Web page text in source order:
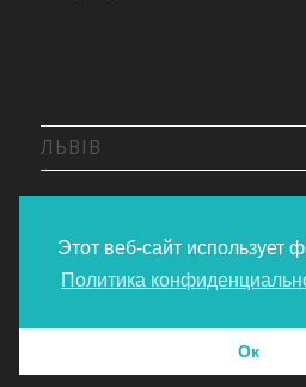
ЛЬВІВ
вул. Липинського, 36
Телефонуйте:
+38 (068) 55 00 200
Этот веб-сайт использует
Политика
Ок